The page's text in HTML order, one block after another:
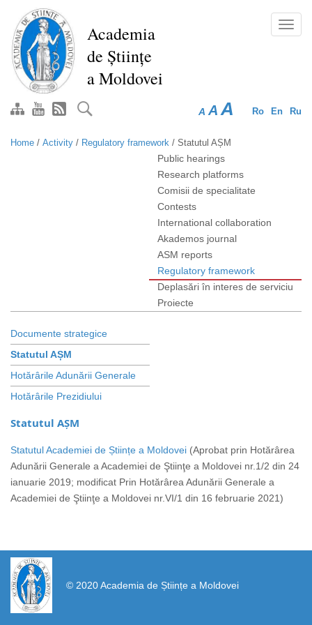
main
content
Academia
de Științe
a Moldovei
Ro En Ru
A A A
Home / Activity / Regulatory framework / Statutul AȘM
Public hearings
Research platforms
Comisii de specialitate
Contests
International collaboration
Akademos journal
ASM reports
Regulatory framework
Deplasări în interes de serviciu
Proiecte
Documente strategice
Statutul AȘM
Hotărârile Adunării Generale
Hotărârile Prezidiului
Statutul AȘM
Statutul Academiei de Științe a Moldovei (Aprobat prin Hotărârea
Adunării Generale a Academiei de Ştiinţe a Moldovei nr.1/2 din 24
ianuarie 2019; modificat Prin Hotărârea Adunării Generale a
Academiei de Ştiinţe a Moldovei nr.VI/1 din 16 februarie 2021)
© 2020 Academia de Științe a Moldovei
https://propletenie.ru/